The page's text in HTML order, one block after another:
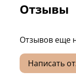
Отзывы
Отзывов еще
Написать